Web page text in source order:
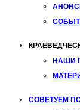
НАШИ
СОВЕТУЕМ